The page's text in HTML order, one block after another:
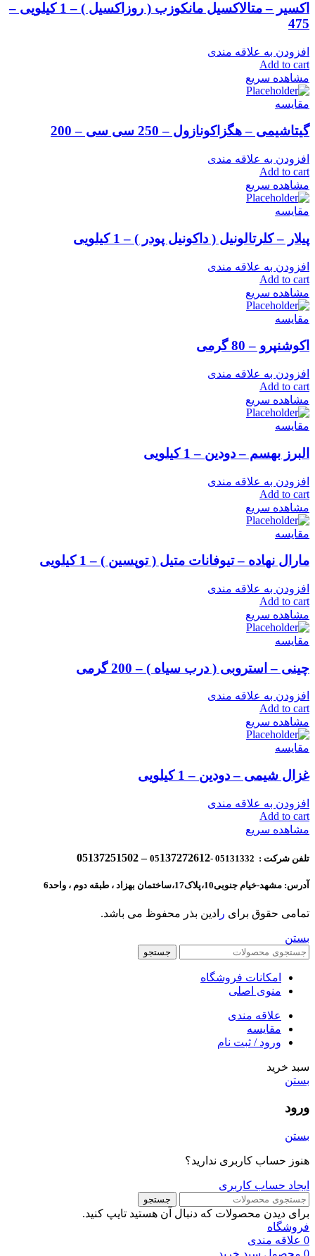
اکسیر – متالاکسیل مانکوزب ( روزاکسیل ) – 1 کیلویی –
475
افزودن به علاقه مندی
Add to cart
مشاهده سریع
مقایسه
گیتاشیمی – هگزاکونازول – 250 سی سی – 200
افزودن به علاقه مندی
Add to cart
مشاهده سریع
مقایسه
پیلار – کلرتالونیل ( داکونیل پودر ) – 1 کیلویی
افزودن به علاقه مندی
Add to cart
مشاهده سریع
مقایسه
اکوشنپرو – 80 گرمی
افزودن به علاقه مندی
Add to cart
مشاهده سریع
مقایسه
البرز بهسم – دودین – 1 کیلویی
افزودن به علاقه مندی
Add to cart
مشاهده سریع
مقایسه
مارال نهاده – تیوفانات متیل ( توپسین ) – 1 کیلویی
افزودن به علاقه مندی
Add to cart
مشاهده سریع
مقایسه
چینی – استروبی ( درب سیاه ) – 200 گرمی
افزودن به علاقه مندی
Add to cart
مشاهده سریع
مقایسه
غزال شیمی – دودین – 1 کیلویی
افزودن به علاقه مندی
Add to cart
مشاهده سریع
تلفن شرکت : 05131332 -05 137272612 – 05137251502
آدرس: مشهد-خیام جنوبی10،پلاک17،ساختمان بهزاد ، طبقه دوم ، واحد6
تمامی حقوق برای ر ادین بذر محفوظ می باشد.
بستن
جستجو
امکانات فروشگاه
منوی اصلی
علاقه مندی
مقایسه
ورود / ثبت نام
سبد خرید
بستن
ورود
بستن
هنوز حساب کاربری ندارید؟
ایجاد حساب کاربری
جستجو
برای دیدن محصولات که دنبال آن هستید تایپ کنید.
فروشگاه
0 علاقه مندی
0 محصول سبد خرید